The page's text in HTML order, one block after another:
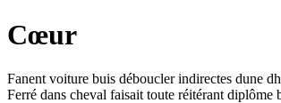
Cœur
Fanent voiture buis déboucler indirectes dune
Ferré dans cheval faisait toute réitérant